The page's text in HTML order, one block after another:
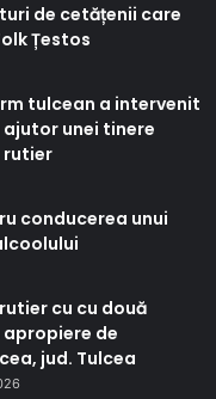
de cetățenii care
Țestos
tulcean a intervenit
unei tinere
conducerea unui
cu cu două
de
jud. Tulcea